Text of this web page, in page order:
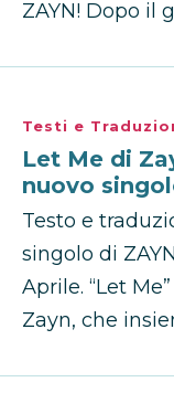
ZAYN! Dopo il
Testi e
Let Me di
nuovo
Testo e
singolo di
Aprile. “Let
Zayn, che